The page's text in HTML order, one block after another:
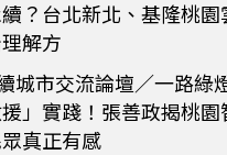
？台北新北、基隆桃園
解方
城市交流論壇／一路綠
援」實踐！張善政揭桃園
真正有感